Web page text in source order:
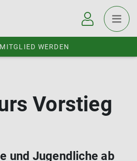
MITGLIED WERDEN
Vorstieg
und Jugendliche ab